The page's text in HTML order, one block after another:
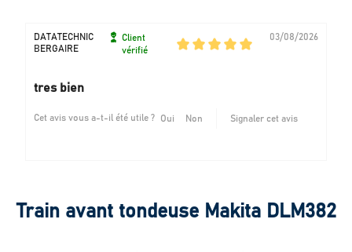
DATATECHNIC
BERGAIRE
Client
vérifié
03/08/2026
tres bien
Cet avis vous a-t-il été utile ? Oui Non Signaler cet avis
Train avant tondeuse Makita DLM382